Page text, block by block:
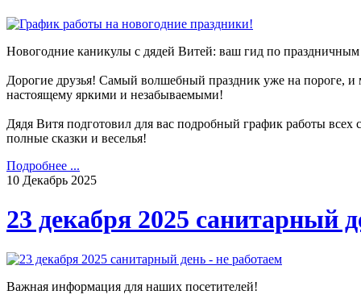
Новогодние каникулы с дядей Витей: ваш гид по
Дорогие друзья! Самый волшебный праздник уже на пороге,
настоящему яркими и незабываемыми!
Дядя Витя подготовил для вас подробный график работы
полные сказки и веселья!
Подробнее ...
10 Декабрь 2025
23 декабря 2025 санитарный
Важная информация для наших посетителей!